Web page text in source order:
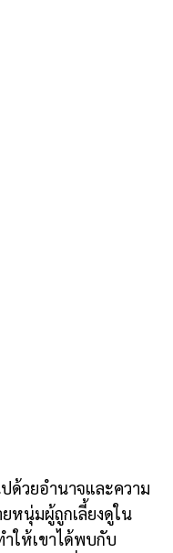
ด้วยอำนาจและความ
หนุ่มผู้ถูกเลี้ยงดูใน
ให้เขาได้พบกับ